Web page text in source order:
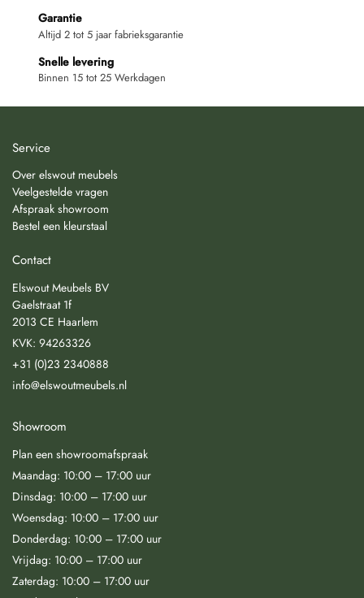
Garantie
Altijd 2 tot 5 jaar fabrieksgarantie
Snelle levering
Binnen 15 tot 25 Werkdagen
Service
Over elswout meubels
Veelgestelde vragen
Afspraak showroom
Bestel een kleurstaal
Contact
Elswout Meubels BV
Gaelstraat 1f
2013 CE Haarlem
KVK: 94263326
+31 (0)23 2340888
info@elswoutmeubels.nl
Showroom
Plan een showroomafspraak
Maandag: 10:00 – 17:00 uur
Dinsdag: 10:00 – 17:00 uur
Woensdag: 10:00 – 17:00 uur
Donderdag: 10:00 – 17:00 uur
Vrijdag: 10:00 – 17:00 uur
Zaterdag: 10:00 – 17:00 uur